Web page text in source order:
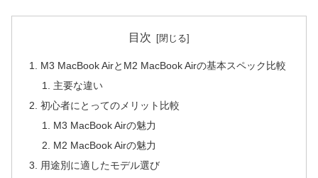
目次
M3 MacBook AirとM2 MacBook Airの基本スペック比較
主要な違い
初心者にとってのメリット比較
M3 MacBook Airの魅力
M2 MacBook Airの魅力
用途別に適したモデル選び